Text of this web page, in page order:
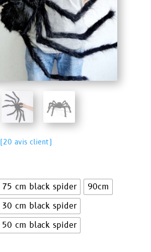
(20 avis client)
75 cm black spider
90cm
30 cm black spider
50 cm black spider